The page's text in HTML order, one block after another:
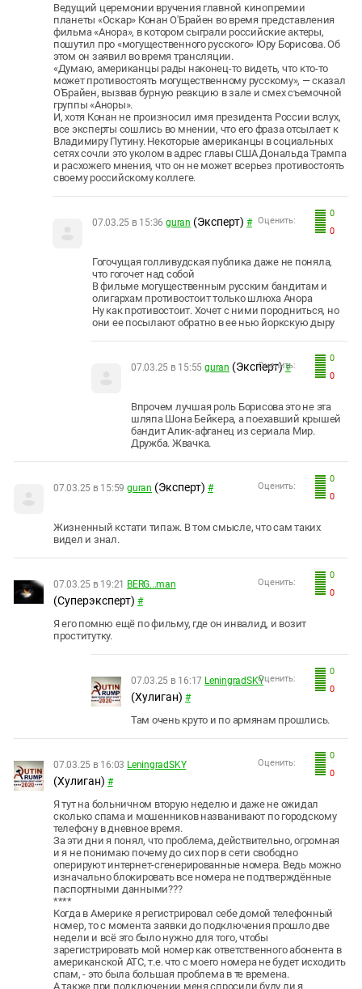
Ведущий церемонии вручения главной кинопремии
планеты «Оскар» Конан О'Брайен во время представления
фильма «Анора», в котором сыграли российские актеры,
пошутил про «могущественного русского» Юру Борисова. Об
этом он заявил во время трансляции.
«Думаю, американцы рады наконец-то видеть, что кто-то
может противостоять могущественному русскому», — сказал
О'Брайен, вызвав бурную реакцию в зале и смех съемочной
группы «Аноры».
И, хотя Конан не произносил имя президента России вслух,
все эксперты сошлись во мнении, что его фраза отсылает к
Владимиру Путину. Некоторые американцы в социальных
сетях сочли это уколом в адрес главы США Дональда Трампа
и расхожего мнения, что он не может всерьез противостоять
своему российскому коллеге.
0
0
Оценить:
07.03.25 в 15:36 guran (Эксперт) #
Гогочущая голливудская публика даже не поняла,
что гогочет над собой
В фильме могущественным русским бандитам и
олигархам противостоит только шлюха Анора
Ну как противостоит. Хочет с ними породниться, но
они ее посылают обратно в ее нью йоркскую дыру
0
0
Оценить:
07.03.25 в 15:55 guran (Эксперт) #
Впрочем лучшая роль Борисова это не эта
шляпа Шона Бейкера, а поехавший крышей
бандит Алик-афганец из сериала Мир.
Дружба. Жвачка.
0
0
Оценить:
07.03.25 в 15:59 guran (Эксперт) #
Жизненный кстати типаж. В том смысле, что сам таких
видел и знал.
0
0
Оценить:
07.03.25 в 19:21 BERG...man
(Суперэксперт) #
Я его помню ещё по фильму, где он инвалид, и возит
проститутку.
0
0
Оценить:
07.03.25 в 16:17 LeningradSKY
(Хулиган) #
Там очень круто и по армянам прошлись.
0
0
Оценить:
07.03.25 в 16:03 LeningradSKY
(Хулиган) #
Я тут на больничном вторую неделю и даже не ожидал
сколько спама и мошенников названивают по городскому
телефону в дневное время.
За эти дни я понял, что проблема, действительно, огромная
и я не понимаю почему до сих пор в сети свободно
оперируют интернет-сгенерированные номера. Ведь можно
изначально блокировать все номера не подтверждённые
паспортными данными???
****
Когда в Америке я регистрировал себе домой телефонный
номер, то с момента заявки до подключения прошло две
недели и всё это было нужно для того, чтобы
зарегистрировать мой номер как ответственного абонента в
американской АТС, т.е. что с моего номера не будет исходить
спам, - это была большая проблема в те времена.
А также при подключении меня спросили буду ли я